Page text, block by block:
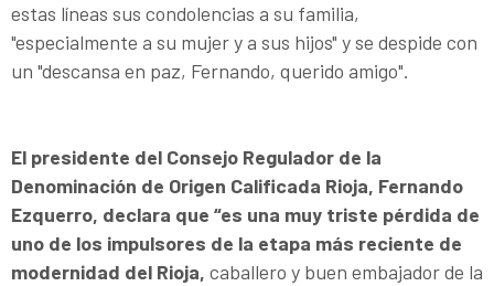
estas líneas sus condolencias a su familia,
"especialmente a su mujer y a sus hijos" y se despide con
un "descansa en paz, Fernando, querido amigo".
El presidente del Consejo Regulador de la
Denominación de Origen Calificada Rioja, Fernando
Ezquerro, declara que “es una muy triste pérdida de
uno de los impulsores de la etapa más reciente de
modernidad del Rioja, caballero y buen embajador de la